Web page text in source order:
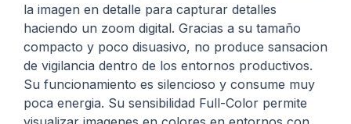
la imagen en detalle para capturar detalles
haciendo un zoom digital. Gracias a su tamaño
compacto y poco disuasivo, no produce sansacion
de vigilancia dentro de los entornos productivos.
Su funcionamiento es silencioso y consume muy
poca energia. Su sensibilidad Full-Color permite